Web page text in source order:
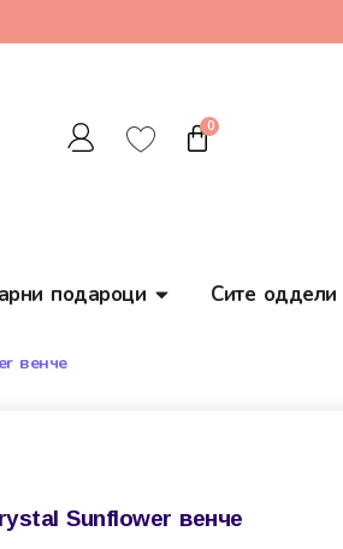
0
подароци Сите оддели
венче
Sunflower венче